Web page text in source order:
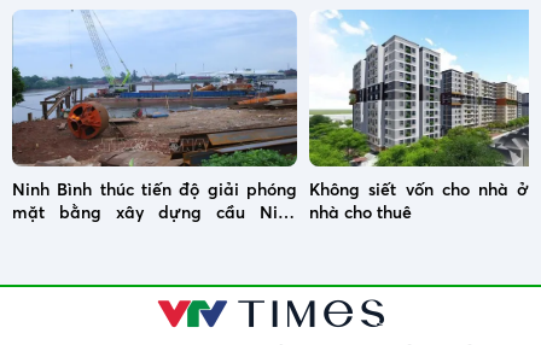
Ninh Bình thúc tiến độ giải phóng
mặt bằng xây dựng cầu Ninh
Không siết vốn cho nhà ở
nhà cho thuê